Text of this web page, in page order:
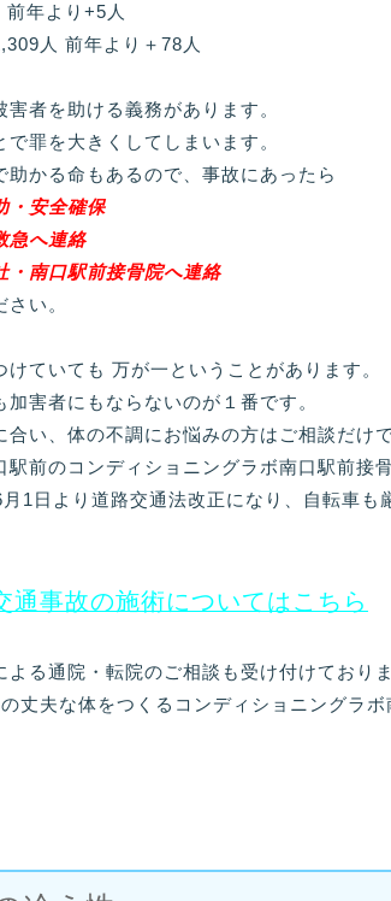
年より+5人
人 前年より＋78人
害者を助ける義務があります。
で罪を大きくしてしまいます。
助かる命もあるので、事故にあったら
・安全確保
急へ連絡
南口駅前接骨院へ連絡
い。
けていても 万が一ということがあります。
加害者にもならないのが１番です。
合い、体の不調にお悩みの方はご相談だけ
駅前のコンディショニングラボ南口駅前接
1日より道路交通法改正になり、自転車
通事故の施術についてはこちら
よる通院・転院のご相談も受け付けておりま
丈夫な体をつくるコンディショニングラボ